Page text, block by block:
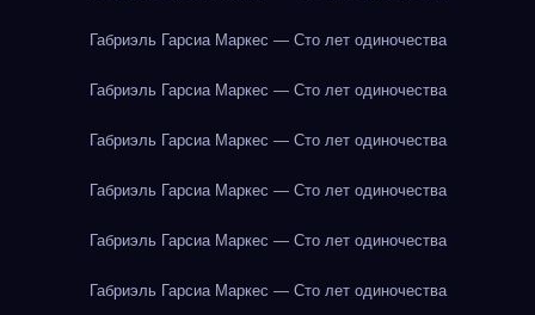
Габриэль Гарсиа Маркес — Сто лет одиночества
Габриэль Гарсиа Маркес — Сто лет одиночества
Габриэль Гарсиа Маркес — Сто лет одиночества
Габриэль Гарсиа Маркес — Сто лет одиночества
Габриэль Гарсиа Маркес — Сто лет одиночества
Габриэль Гарсиа Маркес — Сто лет одиночества